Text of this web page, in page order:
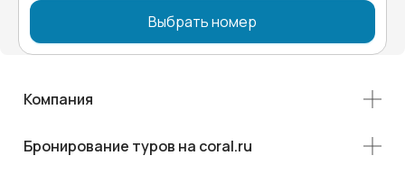
Выбрать номер
Компания
Бронирование туров на coral.ru